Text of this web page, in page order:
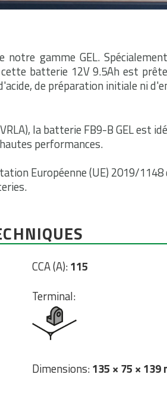
gamme GEL.
batterie 12V 9.5Ah est
de préparation initiale ni
la batterie FB9-B GEL est
performances.
Européenne (UE) 2019/1148
CCA (A):115
Terminal:
Dimensions:135 × 75 × 139